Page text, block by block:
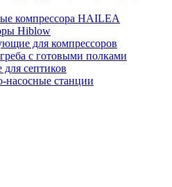
компрессора HAILEA
Hiblow
для компрессоров
с готовыми полками
септиков
насосные станции